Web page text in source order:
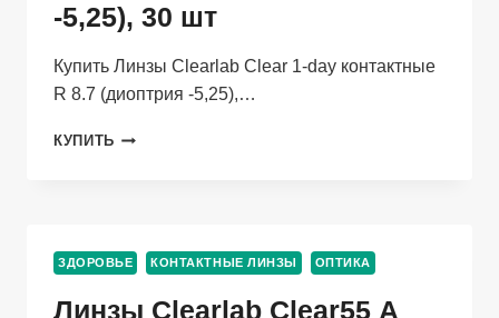
-5,25), 30 шт
Купить Линзы Clearlab Clear 1-day контактные
R 8.7 (диоптрия -5,25),…
КУПИТЬ ЛИНЗЫ
КОНТАКТНЫЕ
R
(ДИОПТРИЯ
ЗДОРОВЬЕ КОНТАКТНЫЕ ЛИНЗЫ ОПТИКА
Линзы Clearlab Clear55 А